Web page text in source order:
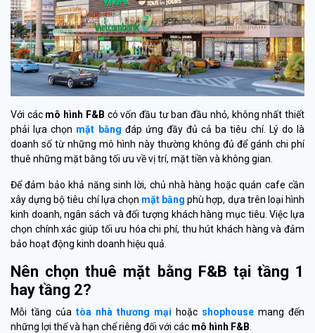
Với các mô hình F&B có vốn đầu tư ban đầu nhỏ, không nhất thiết
phải lựa chọn mặt bằng đáp ứng đầy đủ cả ba tiêu chí. Lý do là
doanh số từ những mô hình này thường không đủ để gánh chi phí
thuê những mặt bằng tối ưu về vị trí, mặt tiền và không gian.
Để đảm bảo khả năng sinh lời, chủ nhà hàng hoặc quán cafe cần
xây dựng bộ tiêu chí lựa chọn mặt bằng phù hợp, dựa trên loại hình
kinh doanh, ngân sách và đối tượng khách hàng mục tiêu. Việc lựa
chọn chính xác giúp tối ưu hóa chi phí, thu hút khách hàng và đảm
bảo hoạt động kinh doanh hiệu quả.
Nên chọn thuê mặt bằng F&B tại tầng 1
hay tầng 2?
Mỗi tầng của tòa nhà thương mại hoặc shophouse mang đến
những lợi thế và hạn chế riêng đối với các mô hình F&B